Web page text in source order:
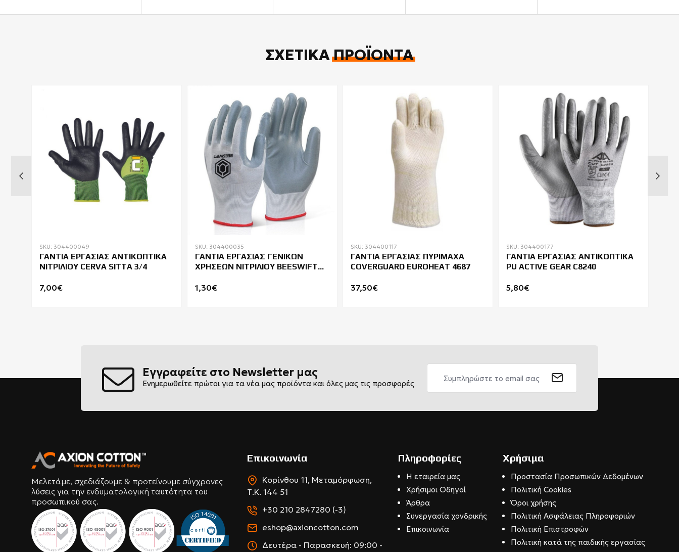
ΣΧΕΤΙΚΆΠΡΟΪΌΝΤΑ
SKU: 304400049
ΓΑΝΤΙΑ ΕΡΓΑΣΙΑΣ ΑΝΤΙΚΟΠΤΙΚΑ
ΝΙΤΡΙΛΙΟΥ CERVA SITTA 3/4
7,00€
SKU: 304400035
ΓΑΝΤΙΑ ΕΡΓΑΣΙΑΣ ΓΕΝΙΚΩΝ
ΧΡΗΣΕΩΝ ΝΙΤΡΙΛΙΟΥ BEESWIFT
1,30€
SKU: 304400117
ΓΑΝΤΙΑ ΕΡΓΑΣΙΑΣ ΠΥΡΙΜΑΧΑ
COVERGUARD EUROHEAT 4687
37,50€
SKU: 304400177
ΓΑΝΤΙΑ ΕΡΓΑΣΙΑΣ ΑΝΤΙΚΟΠΤΙΚΑ
PU ACTIVE GEAR C8240
5,80€
Εγγραφείτε στο Newsletter μας
Ενημερωθείτε πρώτοι για τα νέα μας προϊόντα και όλες μας τις προσφορές
Μελετάμε, σχεδιάζουμε & προτείνουμε σύγχρονες
λύσεις για την ενδυματολογική ταυτότητα του
προσωπικού σας.
Επικοινωνία
Κορίνθου 11, Μεταμόρφωση,
Τ.Κ. 144 51
+30 210 2847280 (-3)
eshop@axioncotton.com
Δευτέρα - Παρασκευή: 09:00 -
Πληροφορίες
Η εταιρεία μας
Χρήσιμοι Οδηγοί
Άρθρα
Συνεργασία χονδρικής
Επικοινωνία
Χρήσιμα
Προστασία Προσωπικών Δεδομένων
Πολιτική Cookies
Όροι χρήσης
Πολιτική Ασφάλειας Πληροφοριών
Πολιτική Επιστροφών
Πολιτική κατά της παιδικής εργασίας